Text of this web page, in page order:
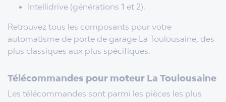
Intellidrive (générations 1 et 2).
Retrouvez tous les composants pour votre
automatisme de porte de garage La Toulousaine, des
plus classiques aux plus spécifiques.
Télécommandes pour moteur La Toulousaine
Les télécommandes sont parmi les pièces les plus